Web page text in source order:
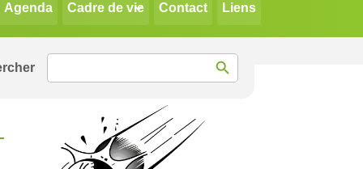
Agenda Cadre de vie Contact Liens
Search
Search Button